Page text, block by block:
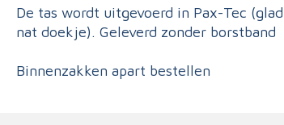
De tas wordt uitgevoerd in Pax-Tec
nat doekje). Geleverd zonder borstband
Binnenzakken apart bestellen